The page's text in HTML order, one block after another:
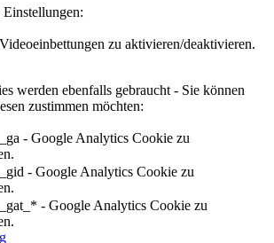
zu aktivieren/deaktivieren.
werden ebenfalls gebraucht - Sie können
zustimmen möchten:
- Google Analytics Cookie zu
- Google Analytics Cookie zu
- Google Analytics Cookie zu